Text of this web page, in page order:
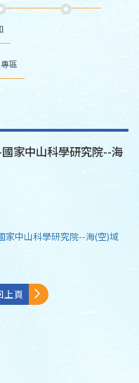
區
家中山科學研究院--海
家中山科學研究院--海(空)域
上頁